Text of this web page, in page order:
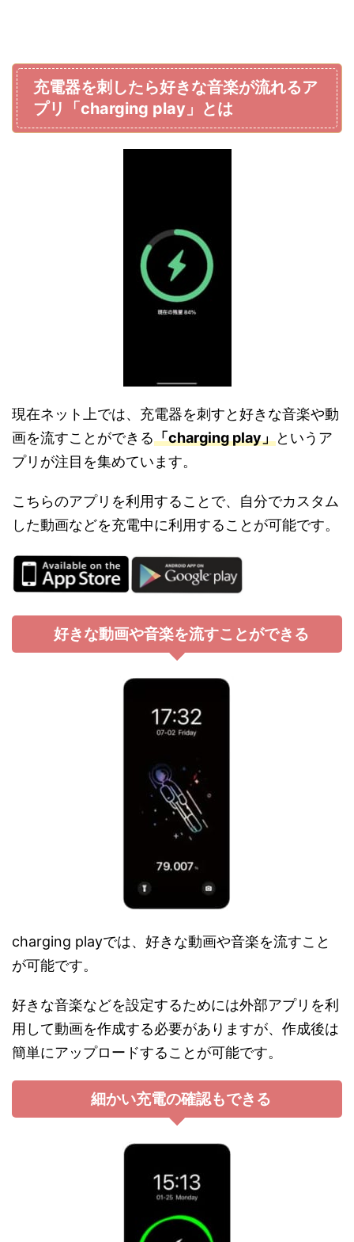
充電器を刺したら好きな音楽が流れるア
プリ「charging play」とは
現在ネット上では、充電器を刺すと好きな音楽や動
画を流すことができる「charging play」というア
プリが注目を集めています。
こちらのアプリを利用することで、自分でカスタム
した動画などを充電中に利用することが可能です。
好きな動画や音楽を流すことができる
charging playでは、好きな動画や音楽を流すこと
が可能です。
好きな音楽などを設定するためには外部アプリを利
用して動画を作成する必要がありますが、作成後は
簡単にアップロードすることが可能です。
細かい充電の確認もできる